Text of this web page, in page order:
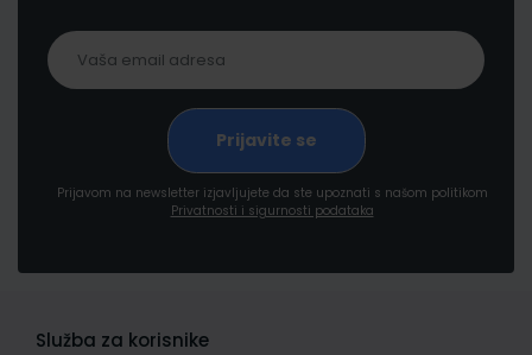
Prijavom na newsletter izjavljujete da ste upoznati s našom politikom
Privatnosti i sigurnosti podataka
Služba za korisnike